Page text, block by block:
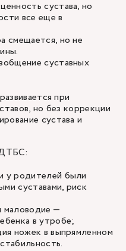
сустава, но
все еще в
смещается, но не
суставных
при
но без коррекции
сустава и
у родителей были
суставами, риск
маловодие —
в утробе;
ножек в выпрямленном